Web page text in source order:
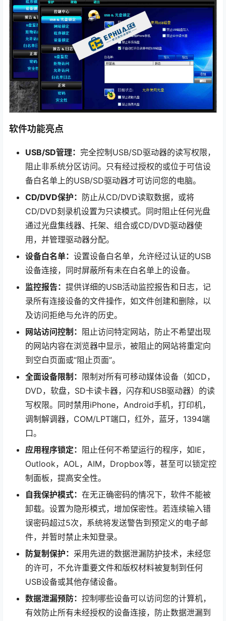
软件功能亮点
USB/SD管理： 完全控制USB/SD驱动器的读写权限，
阻止非系统分区访问。只有经过授权的或位于可信设
备白名单上的USB/SD驱动器才可访问您的电脑。
CD/DVD保护： 防止从CD/DVD读取数据，或将
CD/DVD刻录机设置为只读模式。同时阻止任何光盘
通过光盘集线器、托架、组合或CD/DVD驱动器使
用，并管理驱动器分配。
设备白名单： 设置设备白名单，允许经过认证的USB
设备连接，同时屏蔽所有未在白名单上的设备。
监控报告： 提供详细的USB活动监控报告和日志，记
录所有连接设备的文件操作，如文件创建和删除，以
及访问拒绝与允许的历史。
网站访问控制： 阻止访问特定网站，防止不希望出现
的网站内容在浏览器中显示，被阻止的网站将重定向
到空白页面或“阻止页面”。
全面设备限制： 限制对所有可移动媒体设备（如CD，
DVD，软盘，SD卡读卡器，闪存和USB驱动器）的读
写权限。同时禁用iPhone，Android手机，打印机，
调制解调器，COM/LPT端口，红外，蓝牙，1394端
口。
应用程序锁定： 阻止任何不希望运行的程序，如IE，
Outlook，AOL，AIM，Dropbox等，甚至可以锁定控
制面板，提高安全性。
自我保护模式： 在无正确密码的情况下，软件不能被
卸载。设置为隐形模式，增加保密性。若连续输入错
误密码超过5次，系统将发送警告到预定义的电子邮
件，并暂时禁止未知登录。
防复制保护： 采用先进的数据泄漏防护技术，未经您
的许可，不允许重要文件和版权材料被复制到任何
USB设备或其他存储设备。
数据泄漏预防： 控制哪些设备可以访问您的计算机，
有效防止所有未经授权的设备连接，防止数据泄漏到